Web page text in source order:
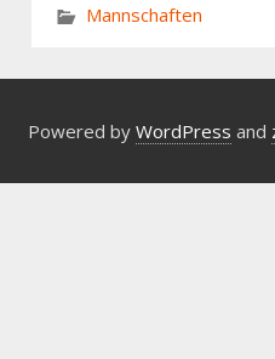
Mannschaften
Powered by WordPress and